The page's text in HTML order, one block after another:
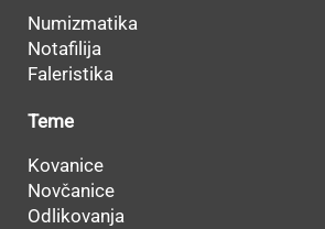
Numizmatika
Notafilija
Faleristika
Teme
Kovanice
Novčanice
Odlikovanja